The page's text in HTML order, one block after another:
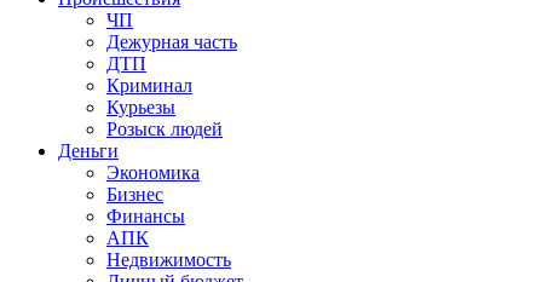
ЧП
Дежурная часть
ДТП
Криминал
Курьезы
Розыск людей
Деньги
Экономика
Бизнес
Финансы
АПК
Недвижимость